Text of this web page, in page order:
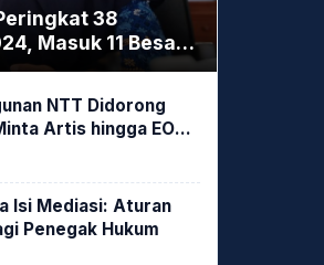
38
Masuk 11 Besar
NTT Didorong
Artis hingga EO
Isi Mediasi: Aturan
Penegak Hukum